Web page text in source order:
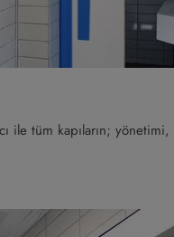
ile tüm kapıların; yönetimi,